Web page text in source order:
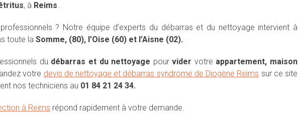
, à Reims.
? Notre équipe d’experts du débarras et du nettoyage intervient à
toute la Somme, (80), l’Oise (60) et l’Aisne (02).
du débarras et du nettoyage pourvider votre appartement, maison
votre devis de nettoyage et débarras syndrome de Diogène Reims sur ce site
nos techniciens au 01 84 21 24 34.
à Reims répond rapidement à votre demande.